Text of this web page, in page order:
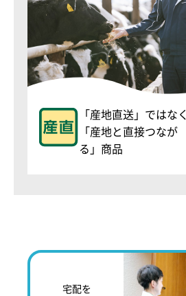
「産地直送」ではなく
「産地と直接つなが
る」商品
宅配を